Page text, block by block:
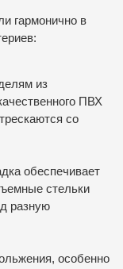
гармонично в
из
ПВХ
со
обеспечивает
стельки
разную
особенно